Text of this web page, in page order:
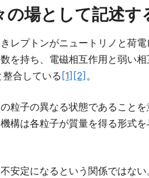
の場として記述す
レプトンがニュートリノと荷
を持ち、電磁相互作用と弱い
合している [1] [2] 。
粒子の異なる状態であること
構は各粒子が質量を得る形式
安定になるという関係ではな